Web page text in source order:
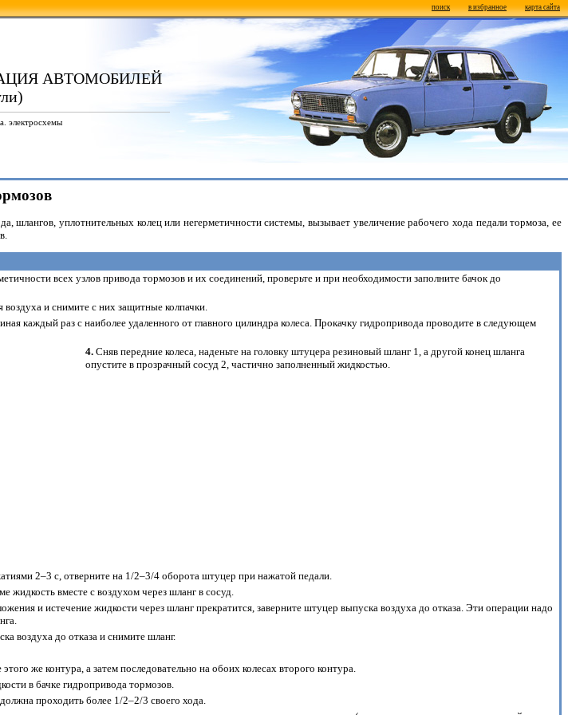
поиск в избранное карта сайта
АВТОМОБИЛЕЙ
электросхемы
шлангов, уплотнительных колец или негерметичности системы, вызывает увеличение рабочего хода педали тормоза, ее
всех узлов привода тормозов и их соединений, проверьте и при необходимости заполните бачок до
и снимите с них защитные колпачки.
каждый раз с наиболее удаленного от главного цилиндра колеса. Прокачку гидропривода проводите в следующем
4. Сняв передние колеса, наденьте на головку штуцера резиновый шланг 1, а другой конец шланга
опустите в прозрачный сосуд 2, частично заполненный жидкостью.
2–3 с, отверните на 1/2–3/4 оборота штуцер при нажатой педали.
жидкость вместе с воздухом через шланг в сосуд.
и истечение жидкости через шланг прекратится, заверните штуцер выпуска воздуха до отказа. Эти операции надо
воздуха до отказа и снимите шланг.
же контура, а затем последовательно на обоих колесах второго контура.
в бачке гидропривода тормозов.
проходить более 1/2–2/3 своего хода.